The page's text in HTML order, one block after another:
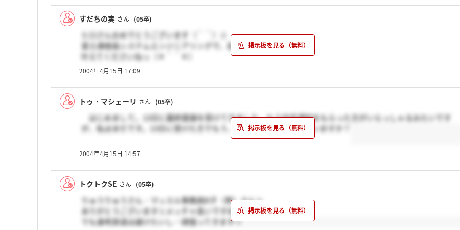
すだちの実 さん (05卒)
ヒロさんおめでとうございます（＾＾）☆
富士通徳島システムエンジニアリングで、自分の夢☆
叶えてくださいねっ（＊＾＾＊）
また、仕事（ヒロさんが設計したシステム）を通して、
内定がまだで、SEを目指しているみなさん！！頑張りましょう☆
みなさんが設計したシステムが繋がり、これからの社会がより
素敵で幸せになる日が来ることを願っております（＾＾）☆
2ヶ月間に渡るお付き合いだったので、少し寂しいような気がしますが、ダメだったら、次に向けて頑張って
2004年4月15日 17:09
トゥ・マシェーリ さん (05卒)
はじめまして。13日に最終面接を受けてきました。もう内定通知をもらった方がいらっしゃるみたいです
が、私はまだです。13日に受けた方でもう、内定通知があった方はいますか？
2004年4月15日 14:57
トクトクSE さん (05卒)
りゅうりゅうさん・マッスル事務員B子（男）さん＞
ありがとうございます☆メッチャ長いですね～！困った…
でも選考辞退は避けたいし…頑張ってきます☆